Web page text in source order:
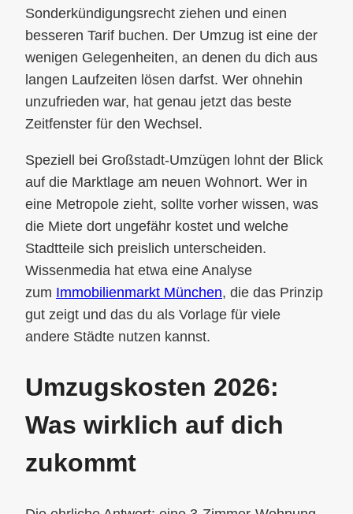
Sonderkündigungsrecht ziehen und einen
besseren Tarif buchen. Der Umzug ist eine der
wenigen Gelegenheiten, an denen du dich aus
langen Laufzeiten lösen darfst. Wer ohnehin
unzufrieden war, hat genau jetzt das beste
Zeitfenster für den Wechsel.
Speziell bei Großstadt-Umzügen lohnt der Blick
auf die Marktlage am neuen Wohnort. Wer in
eine Metropole zieht, sollte vorher wissen, was
die Miete dort ungefähr kostet und welche
Stadtteile sich preislich unterscheiden.
Wissenmedia hat etwa eine Analyse
zum Immobilienmarkt München, die das Prinzip
gut zeigt und das du als Vorlage für viele
andere Städte nutzen kannst.
Umzugskosten 2026:
Was wirklich auf dich
zukommt